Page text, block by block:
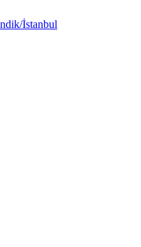
İstanbul